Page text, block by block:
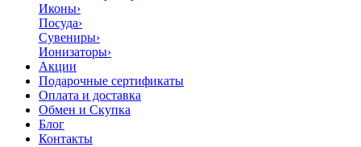
Иконы›
Посуда›
Сувениры›
Ионизаторы›
Акции
Подарочные сертификаты
Оплата и доставка
Обмен и Скупка
Блог
Контакты